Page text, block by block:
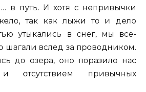
в путь. И хотя с непривычки
так как лыжи то и дело
утыкались в снег, мы все-
шагали вслед за проводником.
до озера, оно поразило нас
отсутствием привычных